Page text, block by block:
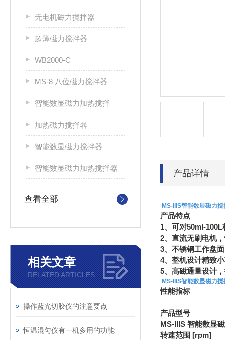
无电机磁力搅拌器
超薄磁力搅拌器
WB2000-C
MS-8 八位磁力搅拌器
智能数显磁力加热搅拌
加热磁力搅拌器
智能数显磁力搅拌器
智能数显磁力加热搅拌器
查看全部
相关文章
RELATED ARTICLES
操作蓝光切胶仪的注意要点
恒温混匀仪有一机多用的功能
产品详情
MS-IIIS智能数显磁力搅
产品特点
1、可对50ml-
2、直流无刷电机
3、不锈钢工作盘
4、整机设计精致
5、高磁通量设计
MS-IIIS智能数显磁力搅
性能指标
产品型号
MS-IIIS 智能数显
转速范围 [rpm]